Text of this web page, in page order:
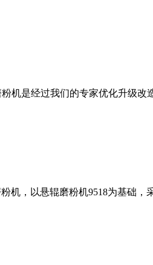
机是经过我们的专家优化升级改
机，以悬辊磨粉机9518为基础，